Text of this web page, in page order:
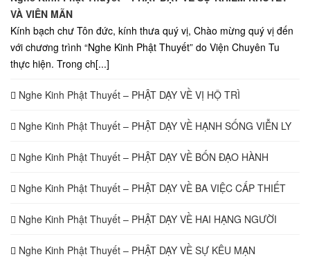
VÀ VIÊN MÃN
Kính bạch chư Tôn đức, kính thưa quý vị, Chào mừng quý vị đến
với chương trình “Nghe Kinh Phật Thuyết” do Viện Chuyên Tu
thực hiện. Trong ch[...]
Nghe Kinh Phật Thuyết – PHẬT DẠY VỀ VỊ HỘ TRÌ
Nghe Kinh Phật Thuyết – PHẬT DẠY VỀ HẠNH SỐNG VIỄN LY
Nghe Kinh Phật Thuyết – PHẬT DẠY VỀ BỐN ĐẠO HÀNH
Nghe Kinh Phật Thuyết – PHẬT DẠY VỀ BA VIỆC CẤP THIẾT
Nghe Kinh Phật Thuyết – PHẬT DẠY VỀ HAI HẠNG NGƯỜI
Nghe Kinh Phật Thuyết – PHẬT DẠY VỀ SỰ KÊU MẠN